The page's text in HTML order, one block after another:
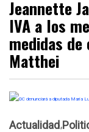
Jeannette
IVA a los
medidas
Matthei
Actualidad